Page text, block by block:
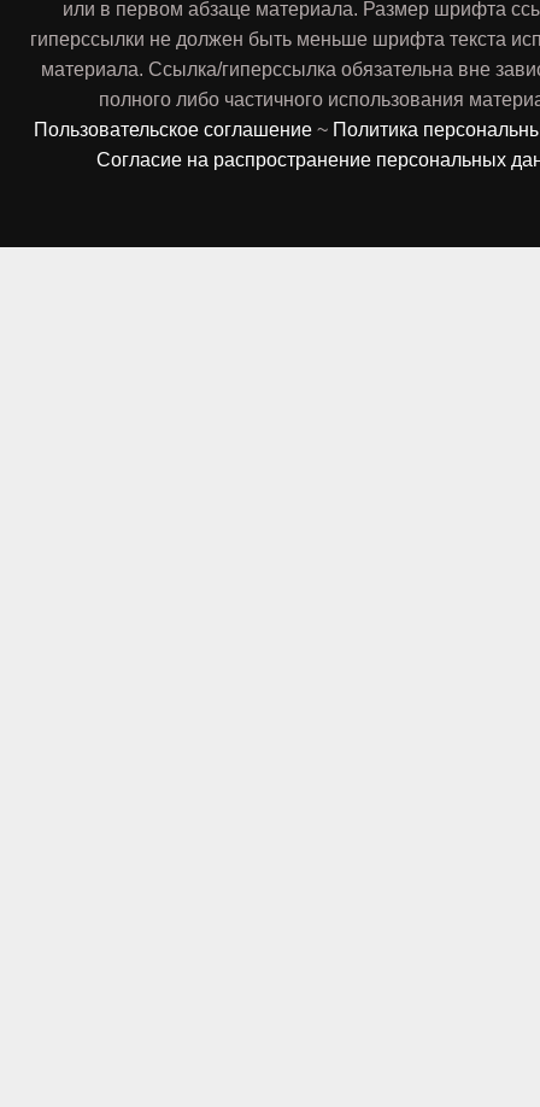
или в первом абзаце материала. Размер шрифта
гиперссылки не должен быть меньше шрифта текста
материала. Ссылка/гиперссылка обязательна вне
полного либо частичного использования
Пользовательское соглашение ~ Политика
Согласие на распространение персональных